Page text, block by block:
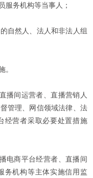
服务机构等当事人；
自然人、法人和非法人组
。
播间运营者、直播营销人
管理、网信领域法律、法
经营者采取必要处置措施
电商平台经营者、直播间
务机构等主体实施信用监